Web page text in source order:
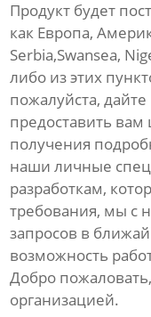
Продукт будет
как Европа,
Serbia,Swansea,
либо из этих
пожалуйста,
предоставить
получения
наши личные
разработкам,
требования, мы с
запросов в
возможность
Добро
организацией.